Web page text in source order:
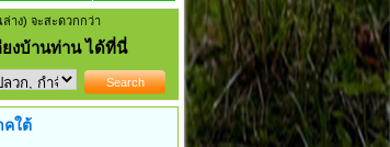
าง) จะสะดวกกว่า
ยงบ้านท่านได้ที่นี่
คใต้